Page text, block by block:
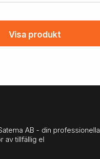
Visa produkt
AB - din professionella
av tillfällig el